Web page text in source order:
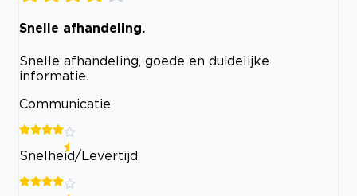
Snelle afhandeling.
Snelle afhandeling, goede en duidelijke
informatie.
Communicatie
Snelheid/Levertijd